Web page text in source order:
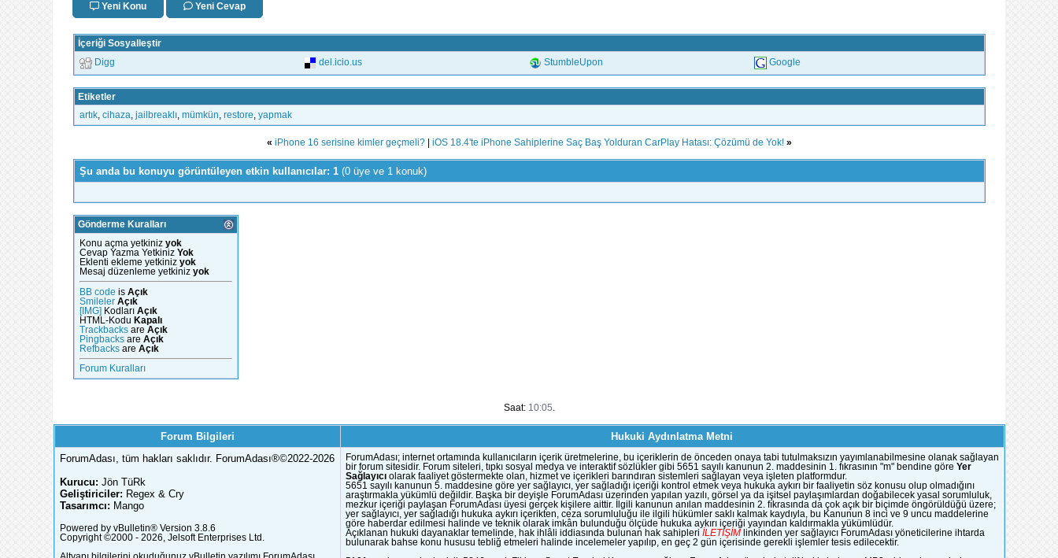
Yeni Konu Yeni Cevap
İçeriği Sosyalleştir
Digg del.icio.us StumbleUpon Google
Etiketler
artık, cihaza jailbreaklı, mümkün restore yapmak
« iPhone 16 serisine kimler geçmeli?| iOS 18.4'te iPhone Sahiplerine Saç Baş Yolduran CarPlay Hatası: Çözümü de Yok! »
Şu anda bu konuyu görüntüleyen etkin kullanıcılar: 1 (0 üye ve 1 konuk)
Gönderme Kuralları
Konu açma yetkiniz yok
Cevap Yazma Yetkiniz Yok
Eklenti ekleme yetkiniz yok
Mesaj düzenleme yetkiniz yok
BB code is Açık
Smileler Açık
[IMG] Kodları Açık
HTML-Kodu Kapalı
Trackbacksare Açık
Pingbacksare Açık
Refbacksare Açık
Forum Kuralları
Saat: 10:05
Forum Bilgileri
Hukuki Aydınlatma Metni
ForumAdası, tüm hakları saklıdır. ForumAdası®©2022-2026
Kurucu: Jön TüRk
Geliştiriciler: Regex & Cry
Tasarımcı: Mango
Powered by vBulletin® Version 3.8.6
Copyright ©2000 - 2026, Jelsoft Enterprises Ltd.
ForumAdası; internet ortamında kullanıcıların içerik üretmelerine, bu içeriklerin de önceden onaya tabi tutulmaksızın yayımlanabilmesine olanak sağlayan
bir forum sitesidir. Forum siteleri, tıpkı sosyal medya ve interaktif sözlükler gibi 5651 sayılı kanunun 2. maddesinin 1. fıkrasının "m" bendine göre Yer
Sağlayıcıolarak faaliyet göstermekte olan, hizmet ve içerikleri barındıran sistemleri sağlayan veya işleten platformdur.
5651 sayılı kanunun 5. maddesine göre yer sağlayıcı, yer sağladığı içeriği kontrol etmek veya hukuka aykırı bir faaliyetin söz konusu olup olmadığını
araştırmakla yükümlü değildir. Başka bir deyişle ForumAdası üzerinden yapılan yazılı, görsel ya da işitsel paylaşımlardan doğabilecek yasal sorumluluk,
mezkur içeriği paylaşan ForumAdası üyesi gerçek kişilere aittir. İlgili kanunun anılan maddesinin 2. fıkrasında da çok açık bir biçimde öngörüldüğü üzere;
yer sağlayıcı, yer sağladığı hukuka aykırı içerikten, ceza sorumluluğu ile ilgili hükümler saklı kalmak kaydıyla, bu Kanunun 8 inci ve 9 uncu maddelerine
göre haberdar edilmesi halinde ve teknik olarak imkân bulunduğu ölçüde hukuka aykırı içeriği yayından kaldırmakla yükümlüdür.
Açıklanan hukuki dayanaklar temelinde, hak ihlâli iddiasında bulunan hak sahipleri İLETİŞİMlinkinden yer sağlayıcı ForumAdası yöneticilerine ihtarda
bulunarak bahse konu hususu tebliğ etmeleri halinde incelemeler yapılıp, en geç 2 gün içerisinde gerekli işlemler tesis edilecektir.